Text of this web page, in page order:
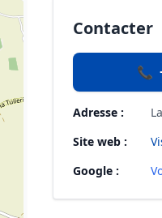
Contacter
📞
Adresse :
Site web :
Google :